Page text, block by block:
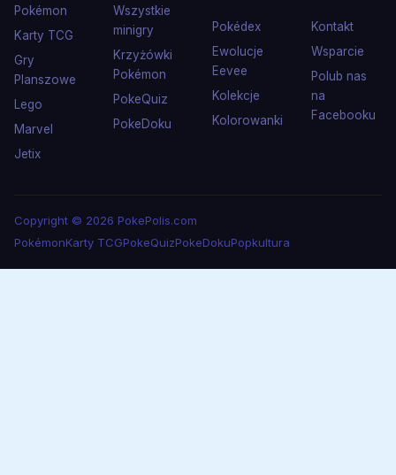
Pokémon
Karty TCG
Gry
Planszowe
Lego
Marvel
Jetix
Wszystkie
minigry
Krzyżówki
Pokémon
PokeQuiz
PokeDoku
Pokédex
Ewolucje
Eevee
Kolekcje
Kolorowanki
Kontakt
Wsparcie
Polub nas
na
Facebooku
Copyright © 2026 PokePolis.com
PokémonKarty TCGPokeQuizPokeDokuPopkultura